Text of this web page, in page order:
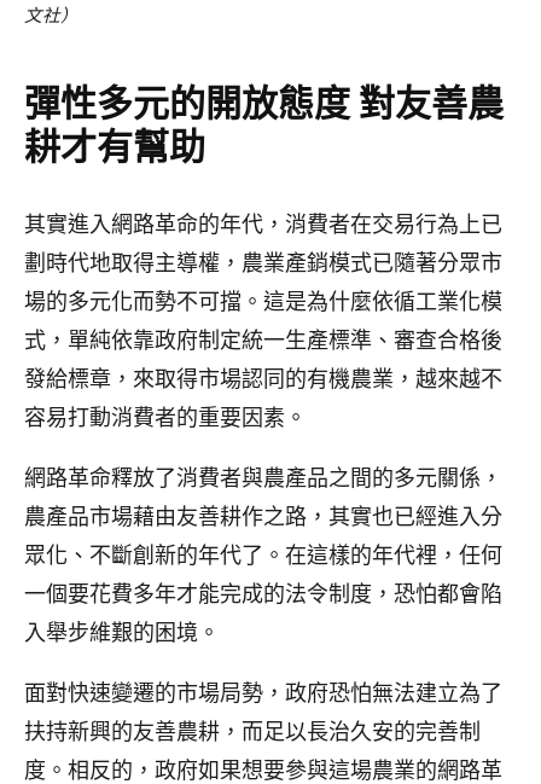
文社）
彈性多元的開放態度 對友善農
耕才有幫助
其實進入網路革命的年代，消費者在交易行為上已
劃時代地取得主導權，農業產銷模式已隨著分眾市
場的多元化而勢不可擋。這是為什麼依循工業化模
式，單純依靠政府制定統一生產標準、審查合格後
發給標章，來取得市場認同的有機農業，越來越不
容易打動消費者的重要因素。
網路革命釋放了消費者與農產品之間的多元關係，
農產品市場藉由友善耕作之路，其實也已經進入分
眾化、不斷創新的年代了。在這樣的年代裡，任何
一個要花費多年才能完成的法令制度，恐怕都會陷
入舉步維艱的困境。
面對快速變遷的市場局勢，政府恐怕無法建立為了
扶持新興的友善農耕，而足以長治久安的完善制
度。相反的，政府如果想要參與這場農業的網路革